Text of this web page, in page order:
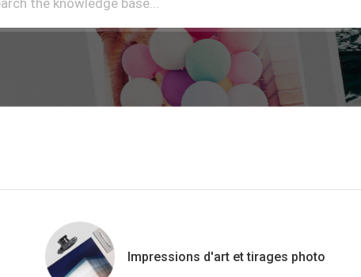
Impressions d'art et tirages photo